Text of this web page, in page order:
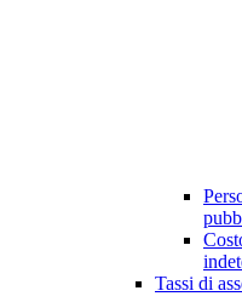
Tassi di